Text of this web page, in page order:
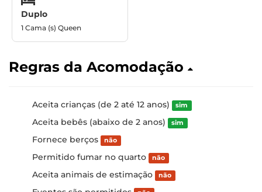
Duplo
1 Cama (s) Queen
Regras da Acomodação
Aceita crianças (de 2 até 12 anos) sim
Aceita bebês (abaixo de 2 anos) sim
Fornece berços não
Permitido fumar no quarto não
Aceita animais de estimação não